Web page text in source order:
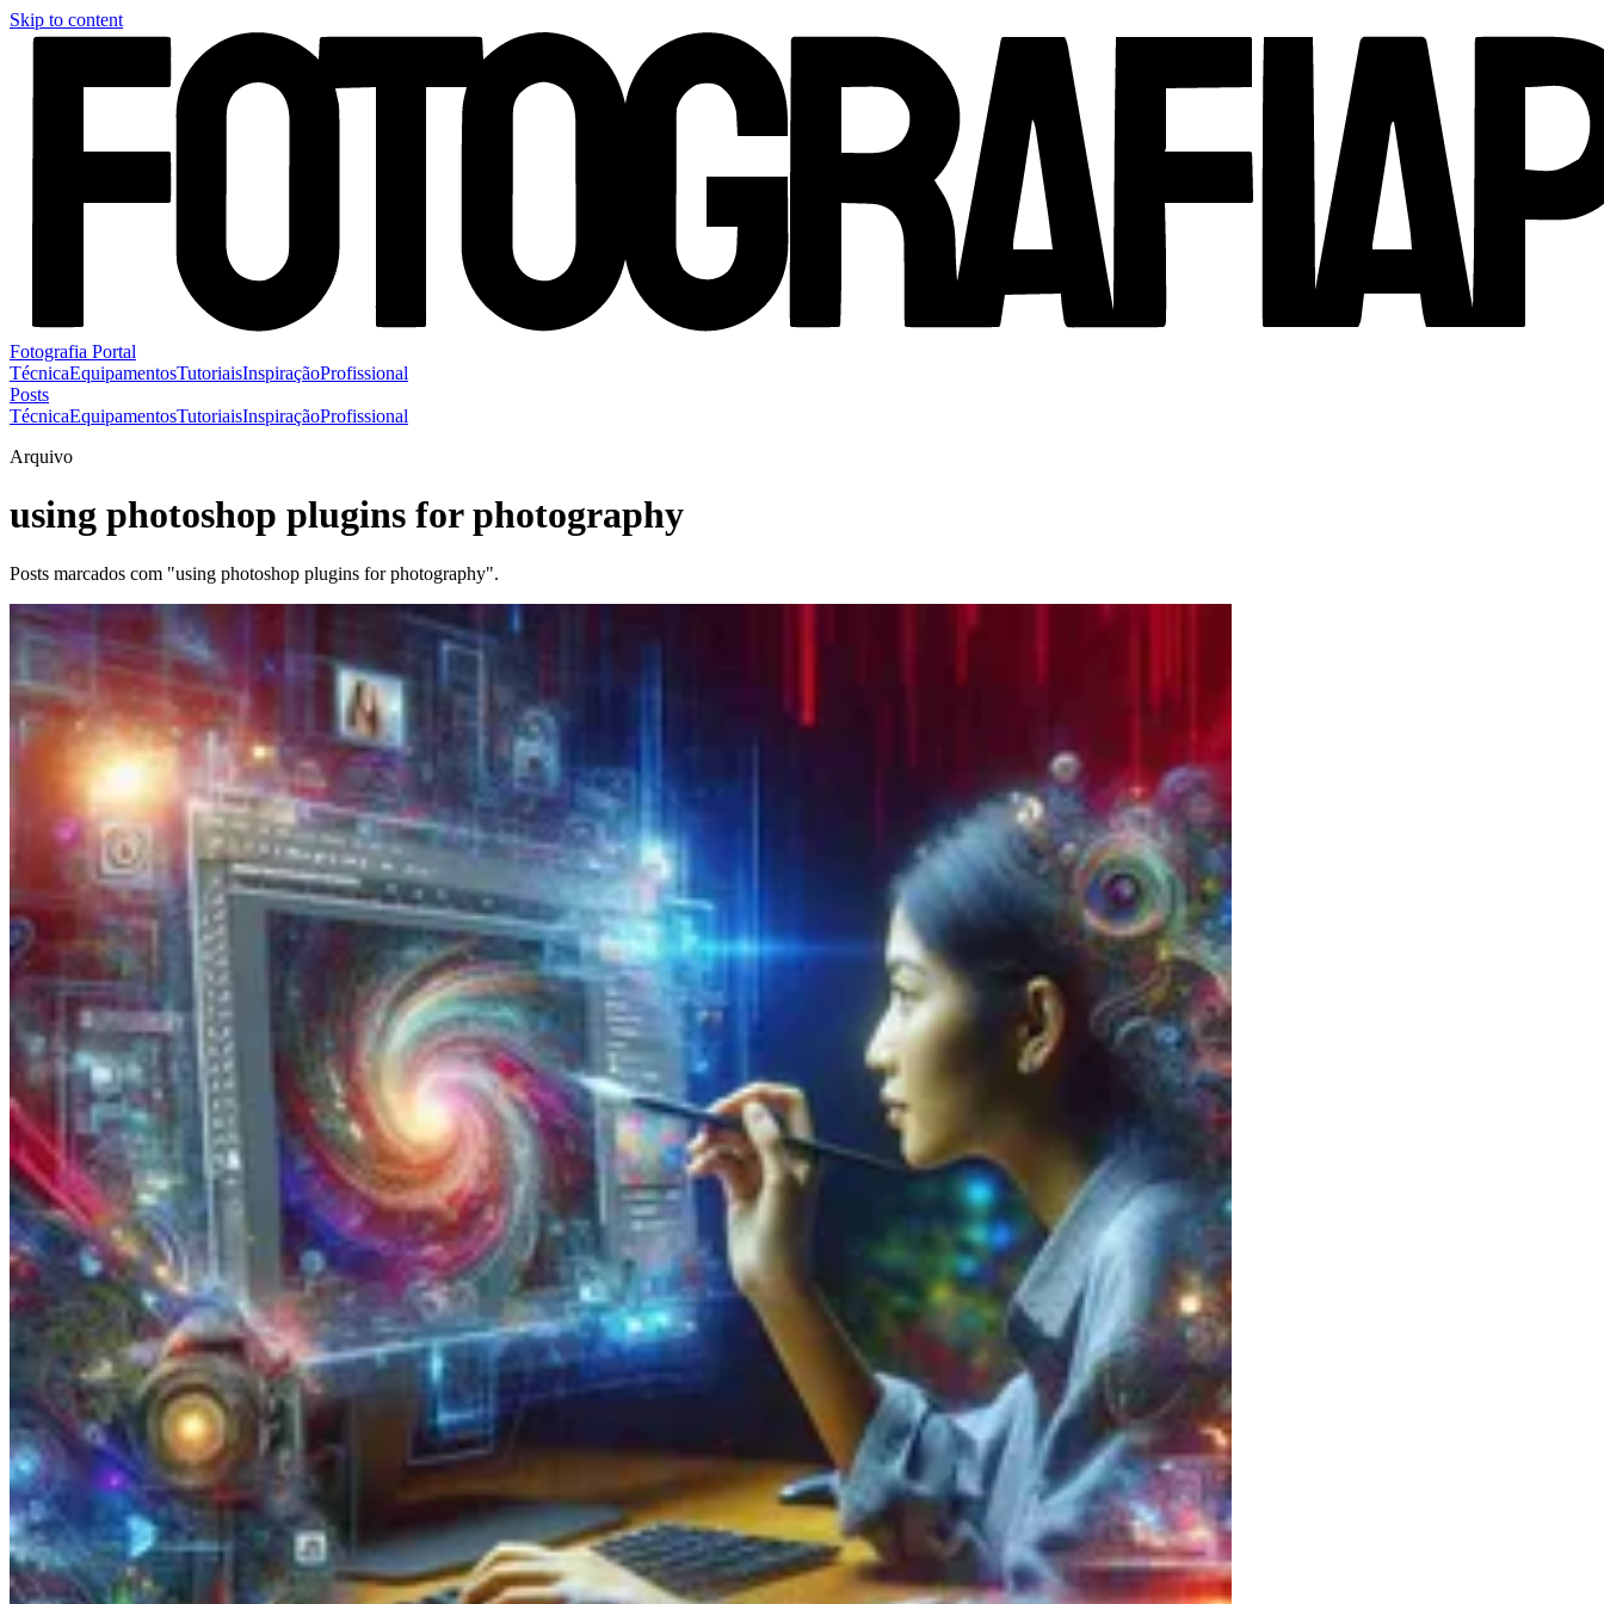
Skip to content
Fotografia Portal
TécnicaEquipamentosTutoriaisInspiraçãoProfissional
Posts
TécnicaEquipamentosTutoriaisInspiraçãoProfissional
Arquivo
using photoshop plugins for photography
Posts marcados com "using photoshop plugins for photography".